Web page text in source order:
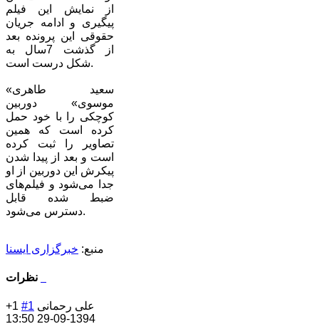
از نمایش این فیلم
پیگیری و ادامه جریان
حقوقی این پرونده بعد
از گذشت 7سال به
شکل درست است.
«سعید طاهری
موسوی» دوربین
کوچکی را با خود حمل
کرده است که همین
تصاویر را ثبت کرده
است و بعد از پیدا شدن
پیکرش این دوربین از او
جدا می‌شود و فیلم‌های
ضبط شده قابل
دسترس می‌شود.
منبع: خبرگزاری ایسنا
+1 #1 علی رحمانی
1394-09-29 13:50